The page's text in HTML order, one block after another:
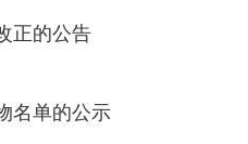
正的公告
名单的公示